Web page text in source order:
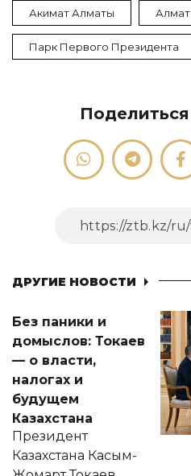
Акимат Алматы
Парк Первого Президента
Поделиться
ДРУГИЕ НОВОСТИ
Без паники и
домыслов: Токаев
— о власти,
налогах и
будущем
Казахстана
Президент
Казахстана Касым-